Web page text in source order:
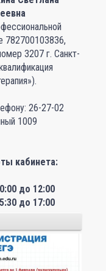
782700103836,
3207 г. Санкт-
26-27-02
1009
кабинета:
до 12:00
до 17:00